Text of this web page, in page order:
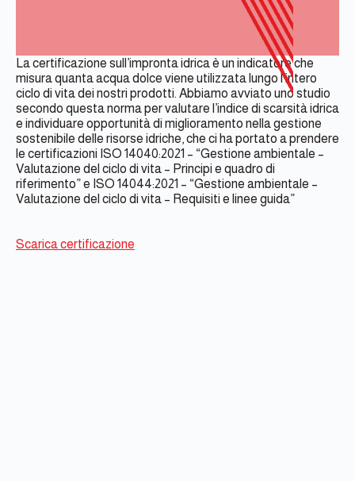
La certificazione sull’impronta idrica è un indicatore che
misura quanta acqua dolce viene utilizzata lungo l’intero
ciclo di vita dei nostri prodotti. Abbiamo avviato uno studio
secondo questa norma per valutare l’indice di scarsità idrica
e individuare opportunità di miglioramento nella gestione
sostenibile delle risorse idriche, che ci ha portato a prendere
le certificazioni ISO 14040:2021 – “Gestione ambientale –
Valutazione del ciclo di vita – Principi e quadro di
riferimento” e ISO 14044:2021 – “Gestione ambientale –
Valutazione del ciclo di vita – Requisiti e linee guida”
Scarica certificazione